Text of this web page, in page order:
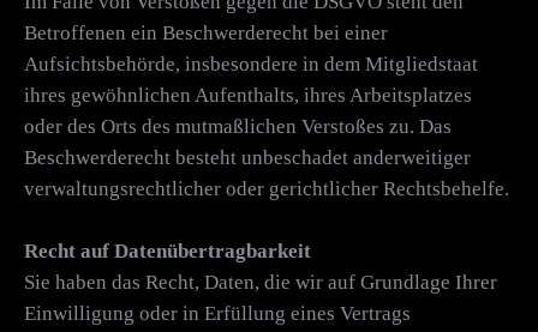
Betroffenen ein Beschwerderecht bei einer
Aufsichtsbehörde, insbesondere in dem Mitgliedstaat
ihres gewöhnlichen Aufenthalts, ihres Arbeitsplatzes
oder des Orts des mutmaßlichen Verstoßes zu. Das
Beschwerderecht besteht unbeschadet anderweitiger
verwaltungsrechtlicher oder gerichtlicher Rechtsbehelfe.
Recht auf Datenübertragbarkeit
Sie haben das Recht, Daten, die wir auf Grundlage Ihrer
Einwilligung oder in Erfüllung eines Vertrags